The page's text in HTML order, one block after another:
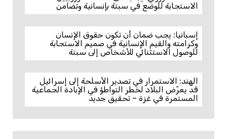
الاستجابة للوضع في سبتة بإنسانية وتضامن
إسبانيا: يجب ضمان أن تكون حقوق الإنسان
وكرامته والقيم الإنسانية في صميم الاستجابة
للوصول الاستثنائي للأشخاص إلى سبتة
الهند: الاستمرار في تصدير الأسلحة إلى إسرائيل
قد يعرّض البلاد لخطر التواطؤ في الإبادة الجماعية
المستمرة في غزة – تحقيق جديد